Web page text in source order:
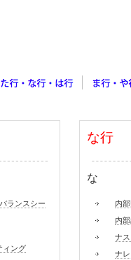
ランスシー
ィング
な行
な
内
内
ナ
ナ